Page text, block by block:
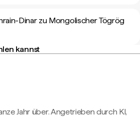
Dinar zu Mongolischer Tögrög
kannst
Jahr über. Angetrieben durch KI,